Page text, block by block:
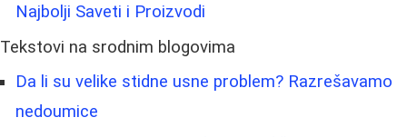
Najbolji Saveti i Proizvodi
Tekstovi na srodnim blogovima
Da li su velike stidne usne problem? Razrešavamo
nedoumice